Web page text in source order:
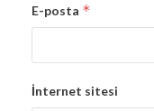
E-posta *
İnternet sitesi